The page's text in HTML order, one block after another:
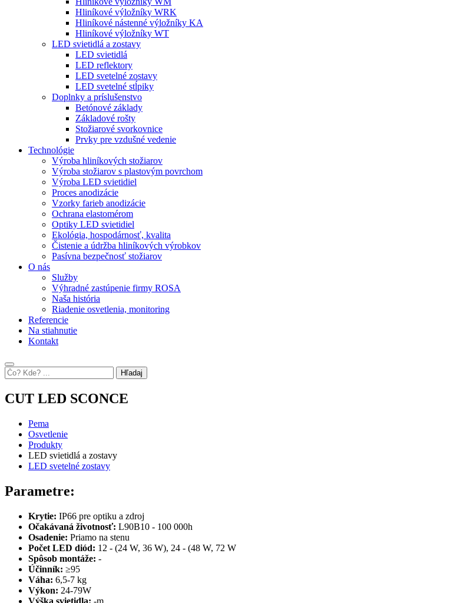
Hliníkové výložníky WRK
Hliníkové nástenné výložníky KA
Hliníkové výložníky WT
LED svietidlá a zostavy
LED svietidlá
LED reflektory
LED svetelné zostavy
LED svetelné stĺpiky
Doplnky a príslušenstvo
Betónové základy
Základové rošty
Stožiarové svorkovnice
Prvky pre vzdušné vedenie
Technológie
Výroba hliníkových stožiarov
Výroba stožiarov s plastovým povrchom
Výroba LED svietidiel
Proces anodizácie
Vzorky farieb anodizácie
Ochrana elastomérom
Optiky LED svietidiel
Ekológia, hospodárnosť, kvalita
Čistenie a údržba hliníkových výrobkov
Pasívna bezpečnosť stožiarov
O nás
Služby
Výhradné zastúpenie firmy ROSA
Naša história
Riadenie osvetlenia, monitoring
Referencie
Na stiahnutie
Kontakt
Hľadaj
CUT LED SCONCE
Pema
Osvetlenie
Produkty
LED svietidlá a zostavy
LED svetelné zostavy
Parametre:
Krytie: IP66 pre optiku a zdroj
Očakávaná životnosť: L90B10 - 100 000h
Osadenie: Priamo na stenu
Počet LED diód: 12 - (24 W, 36 W), 24 - (48 W, 72 W
Spôsob montáže: -
Účinník: ≥95
Váha: 6,5-7 kg
Výkon: 24-79W
Výška svietidla: -m